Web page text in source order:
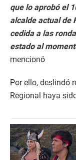
que lo aprobó el
alcalde actual de
cedida a las
estado al
mencionó
Por ello, deslindó
Regional haya